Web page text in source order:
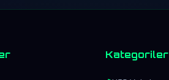
Kategoriler